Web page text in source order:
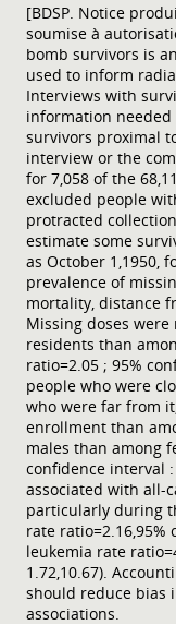
[BDSP. Notice
soumise à
bomb survivors is
used to inform
Interviews with
information
survivors proximal
interview or the
for 7,058 of the
excluded people
protracted
estimate some
as October 1,1950,
prevalence of
mortality, distance
Missing doses were
residents than
ratio=2.05 ; 95%
people who were
who were far from
enrollment than
males than among
confidence interval
associated with all-
particularly during
rate ratio=2.16,95%
leukemia rate
1.72,10.67).
should reduce bias
associations.